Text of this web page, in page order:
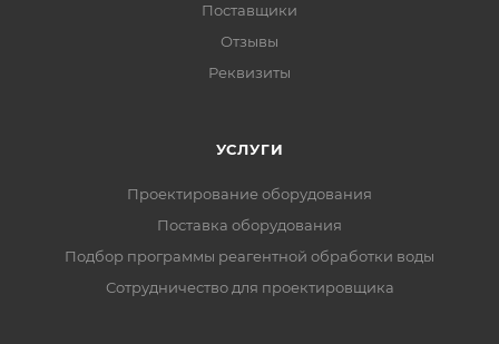
Поставщики
Отзывы
Реквизиты
УСЛУГИ
Проектирование оборудования
Поставка оборудования
Подбор программы реагентной обработки воды
Сотрудничество для проектировщика